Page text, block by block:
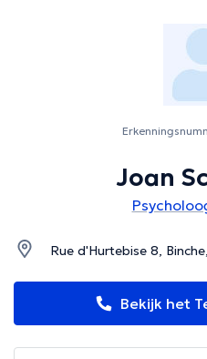
Joan
Rue d'Hurtebise 8,
Bekijk het